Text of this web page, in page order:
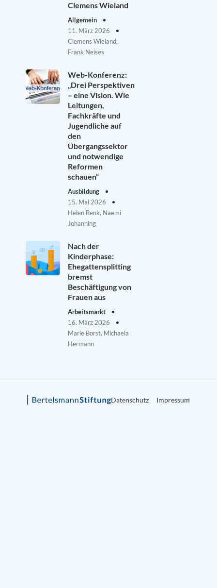
Clemens Wieland
Allgemein
11. März 2026
Clemens Wieland,
Frank Neises
Web-Konferenz:
„Drei Perspektiven
– eine Vision. Wie
Leitungen,
Fachkräfte und
Jugendliche auf
den
Übergangssektor
und notwendige
Reformen
schauen“
Ausbildung
15. Mai 2026
Helen Renk, Naemi
Johanning
Nach der
Kinderphase:
Ehegattensplitting
bremst
Beschäftigung von
Frauen aus
Arbeitsmarkt
16. März 2026
Marie Borst, Michaela
Hermann
Datenschutz Impressum